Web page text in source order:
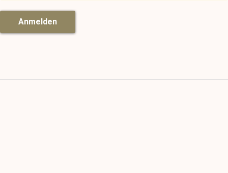
Anmelden